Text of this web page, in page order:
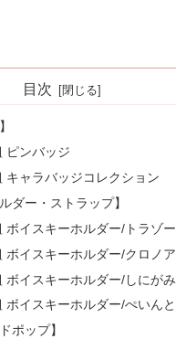
目次
ピンバッジ
キャラバッジコレクション
ダー・ストラップ】
ボイスキーホルダー/トラゾー
ボイスキーホルダー/クロノア
ボイスキーホルダー/しにがみ
ボイスキーホルダー/ぺいんと
ポップ】